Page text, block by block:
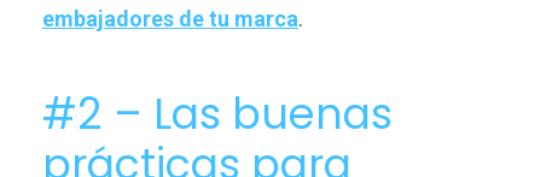
embajadores de tu marca.
#2 – Las buenas
prácticas para